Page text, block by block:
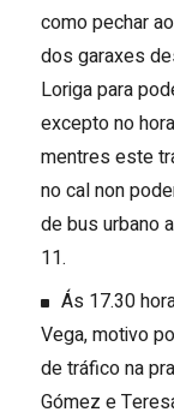
como pechar
dos garaxes
Loriga para
excepto no
mentres este
no cal non
de bus urbano
11.
Ás 17.30
Vega, motivo
de tráfico na
Gómez e